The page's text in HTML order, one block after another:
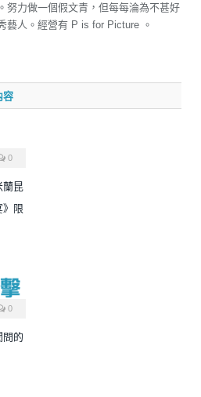
努力做一個假文青，但每每淪為不甚好
藝人。經營有 P is for Picture 。
容
0
蘭昆
》限
0
問的